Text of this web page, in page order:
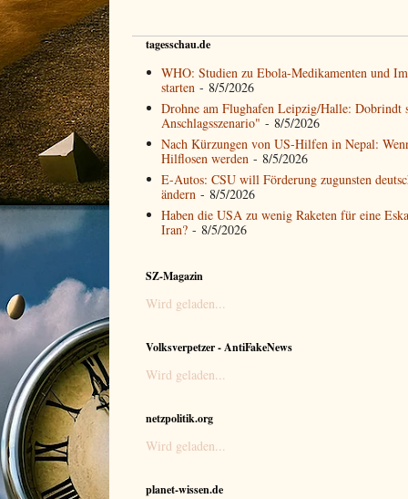
tagesschau.de
WHO: Studien zu Ebola-Medikamenten und
starten - 8/5/2026
Drohne am Flughafen Leipzig/Halle: Dobrindt
Anschlagsszenario" - 8/5/2026
Nach Kürzungen von US-Hilfen in Nepal:
Hilflosen werden - 8/5/2026
E-Autos: CSU will Förderung zugunsten
ändern - 8/5/2026
Haben die USA zu wenig Raketen für eine
Iran? - 8/5/2026
SZ-Magazin
Wird geladen...
Volksverpetzer - AntiFakeNews
Wird geladen...
netzpolitik.org
Wird geladen...
planet-wissen.de